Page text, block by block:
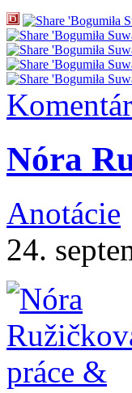
Nóra
Anotácie
24.